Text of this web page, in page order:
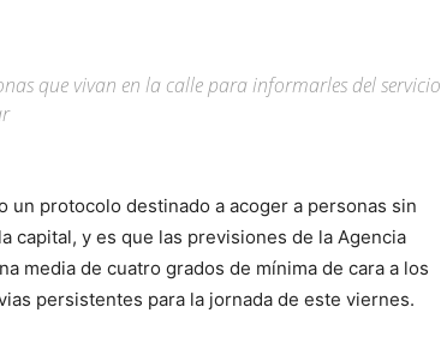
que vivan en la calle para informarles del servicio
un protocolo destinado a acoger a personas sin
capital, y es que las previsiones de la Agencia
media de cuatro grados de mínima de cara a los
persistentes para la jornada de este viernes.